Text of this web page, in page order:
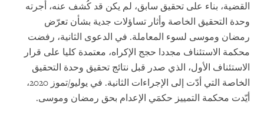
القضية، بناء على تحقيق سابق، لم يكن قد كُشف عنه، أجرته
وحدة التحقيق الخاصة وأثار تساؤلات جدية بشأن تعرّض
رمضان وموسى لسوء المعاملة. في الدعوى الثانية، رفضت
محكمة الاستئناف مجددا حجج الإكراه، معتمدة كليا على قرار
الاستئناف الأول، الذي صدر قبل نتائج تحقيق وحدة التحقيق
الخاصة التي أدّت إلى الإجراءات الثانية. في يوليو/تموز 2020،
أيّدت محكمة التمييز حكمَي الإعدام بحق رمضان وموسى.